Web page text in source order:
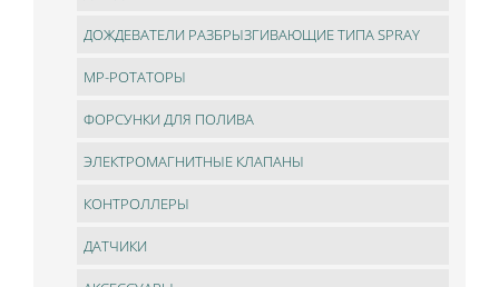
ДОЖДЕВАТЕЛИ РАЗБРЫЗГИВАЮЩИЕ ТИПА SPRAY
МР-РОТАТОРЫ
ФОРСУНКИ ДЛЯ ПОЛИВА
ЭЛЕКТРОМАГНИТНЫЕ КЛАПАНЫ
КОНТРОЛЛЕРЫ
ДАТЧИКИ